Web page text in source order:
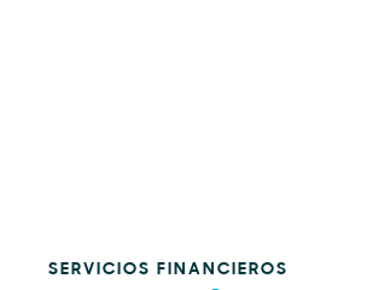
SERVICIOS FINANCIEROS